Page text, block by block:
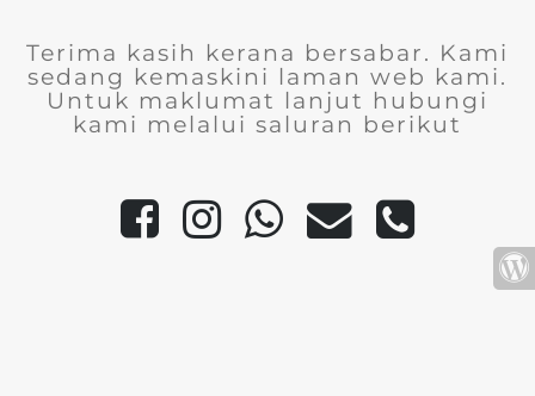
Terima kasih kerana bersabar. Kami
sedang kemaskini laman web kami.
Untuk maklumat lanjut hubungi
kami melalui saluran berikut